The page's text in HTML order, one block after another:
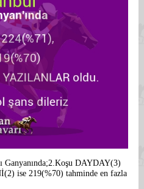
Ganyanında;2.Koşu DAYDAY(3)
ise 219(%70) tahminde en fazla